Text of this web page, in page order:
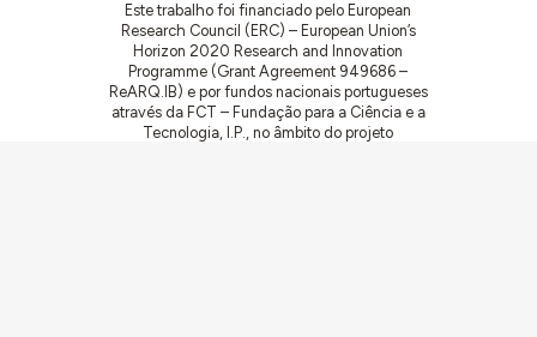
Este trabalho foi financiado pelo European
Research Council (ERC) – European Union’s
Horizon 2020 Research and Innovation
Programme (Grant Agreement 949686 –
ReARQ.IB) e por fundos nacionais portugueses
através da FCT – Fundação para a Ciência e a
Tecnologia, I.P., no âmbito do projeto